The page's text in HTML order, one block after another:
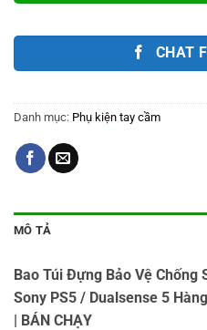
CHAT
Danh mục: Phụ kiện tay cầm
MÔ TẢ
Bao Túi Đựng Bảo Vệ Chống
Sony PS5 / Dualsense 5
| BÁN CHẠY